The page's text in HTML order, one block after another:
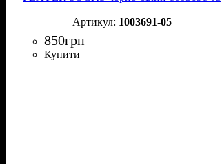
1003691-05
850грн
Купити